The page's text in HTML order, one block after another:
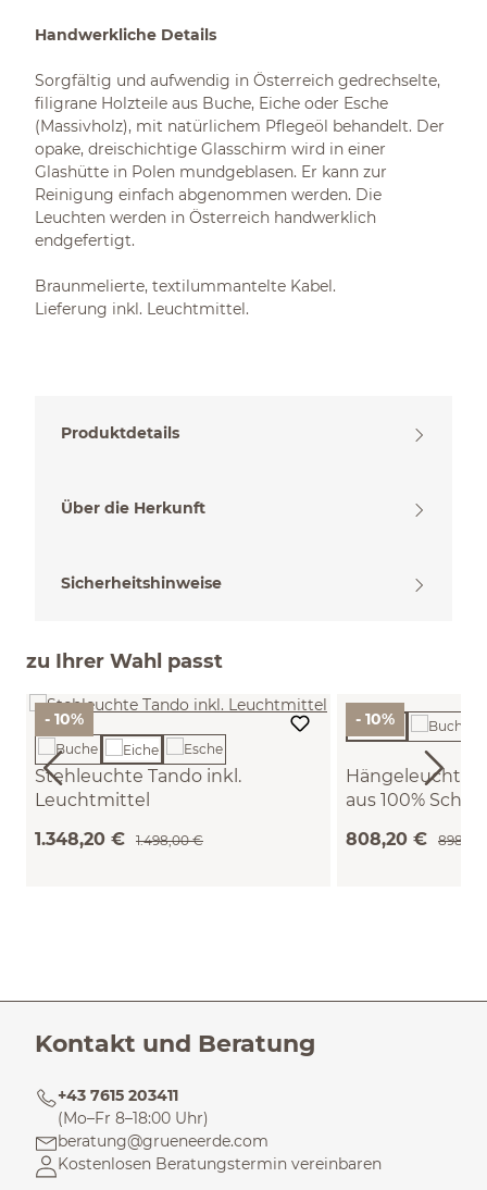
Handwerkliche Details
Sorgfältig und aufwendig in Österreich gedrechselte,
filigrane Holzteile aus Buche, Eiche oder Esche
(Massivholz), mit natürlichem Pflegeöl behandelt. Der
opake, dreischichtige Glasschirm wird in einer
Glashütte in Polen mundgeblasen. Er kann zur
Reinigung einfach abgenommen werden. Die
Leuchten werden in Österreich handwerklich
endgefertigt.
Braunmelierte, textilummantelte Kabel.
Lieferung inkl. Leuchtmittel.
Produktdetails
Über die Herkunft
Sicherheitshinweise
zu Ihrer Wahl passt
- 10%
Stehleuchte Tando inkl.
Leuchtmittel
1.348,20 € 1.498,00 €
- 10%
Hängeleuchte
aus 100%
Sand)
808,20 €
Kontakt und Beratung
+43 7615 203411
(Mo–Fr 8–18:00 Uhr)
beratung@grueneerde.com
Kostenlosen Beratungstermin vereinbaren